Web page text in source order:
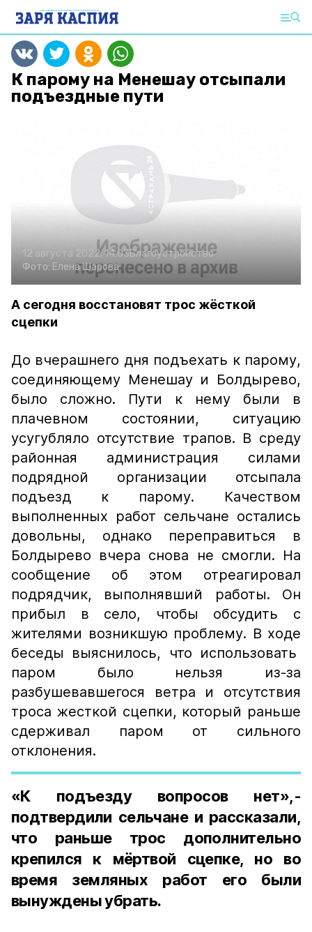
К парому на Менешау отсыпали
подъездные пути
12 августа 2022, 14:03Благоустройство
Фото: Елена Шарова
А сегодня восстановят трос жёсткой
сцепки
До вчерашнего дня подъехать к парому,
соединяющему Менешау и Болдырево,
было сложно. Пути к нему были в
плачевном состоянии, ситуацию
усугубляло отсутствие трапов. В среду
районная администрация силами
подрядной организации отсыпала
подъезд к парому. Качеством
выполненных работ сельчане остались
довольны, однако переправиться в
Болдырево вчера снова не смогли. На
сообщение об этом отреагировал
подрядчик, выполнявший работы. Он
прибыл в село, чтобы обсудить с
жителями возникшую проблему. В ходе
беседы выяснилось, что использовать
паром было нельзя из-за
разбушевавшегося ветра и отсутствия
троса жесткой сцепки, который раньше
сдерживал паром от сильного
отклонения.
«К подъезду вопросов нет»,-
подтвердили сельчане и рассказали,
что раньше трос дополнительно
крепился к мёртвой сцепке, но во
время земляных работ его были
вынуждены убрать.